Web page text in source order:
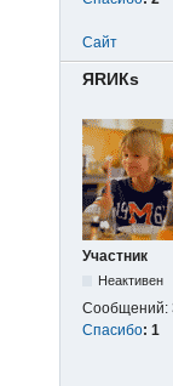
Сайт
ЯRИКs
Участник
Неактивен
Сообщений:
Спасибо: 1